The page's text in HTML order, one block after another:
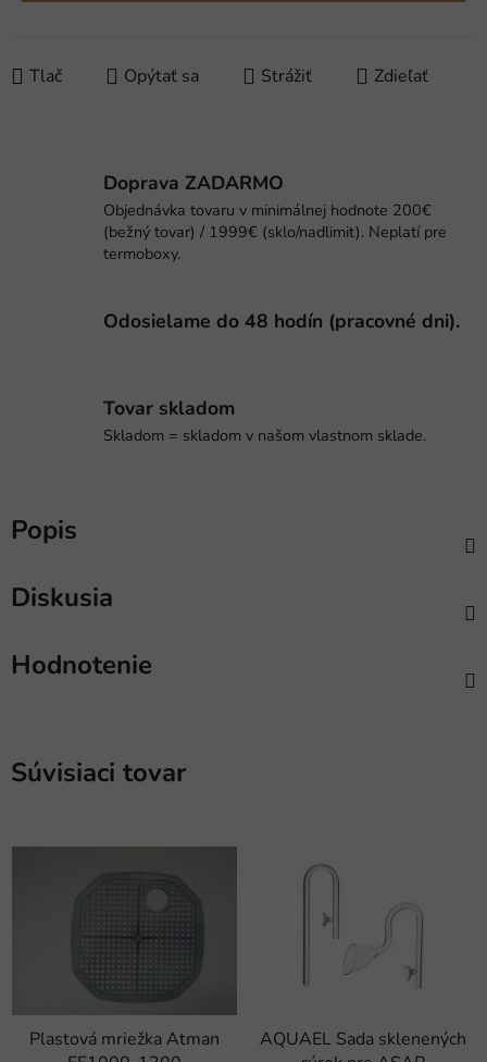
Tlač Opýtať sa Strážiť Zdieľať
Doprava ZADARMO
Objednávka tovaru v minimálnej hodnote 200€
(bežný tovar) / 1999€ (sklo/nadlimit). Neplatí pre
termoboxy.
Odosielame do 48 hodín (pracovné dni).
Tovar skladom
Skladom = skladom v našom vlastnom sklade.
Popis
Diskusia
Hodnotenie
Súvisiaci tovar
Plastová mriežka Atman
AQUAEL Sada sklenených